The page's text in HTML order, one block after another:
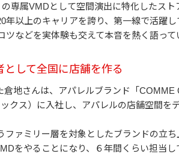
専属VMDとして空間演出に特化したスト
以上のキャリアを誇り、第一線で活躍し
などを実体験も交えて本音を熱く語って
して全国に店舗を作る
地さんは、アパレルブランド「COMME
クス）に入社し、アパレルの店舗空間を
ファミリー層を対象としたブランドの立
をやることになり、６年間くらい担当